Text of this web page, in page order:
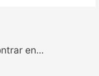
en...